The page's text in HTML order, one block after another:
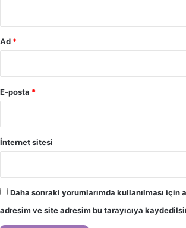
Ad *
E-posta *
İnternet sitesi
Daha sonraki yorumlarımda kullanılması için
adresim ve site adresim bu tarayıcıya